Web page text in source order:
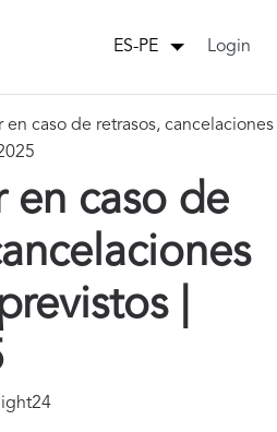
ES-PE Login
en caso de retrasos, cancelaciones
en caso de
|